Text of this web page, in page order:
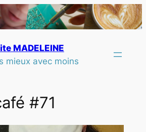
MADELEINE
mieux avec moins
#71